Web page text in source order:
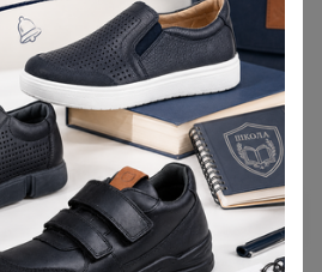
680
доступен для
24-ok.ru
Орг. 480,40р
Доставка
260,80р